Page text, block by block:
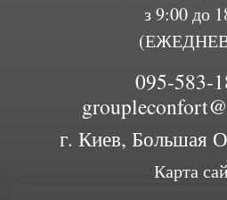
з 9:00 до
095-583-
г. Киев, Большая
Карта